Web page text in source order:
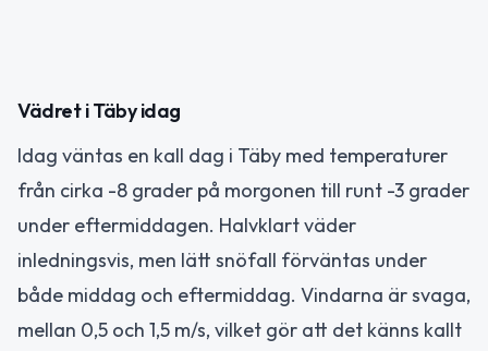
Vädret i Täby idag
Idag väntas en kall dag i Täby med temperaturer
från cirka -8 grader på morgonen till runt -3 grader
under eftermiddagen. Halvklart väder
inledningsvis, men lätt snöfall förväntas under
både middag och eftermiddag. Vindarna är svaga,
mellan 0,5 och 1,5 m/s, vilket gör att det känns kallt